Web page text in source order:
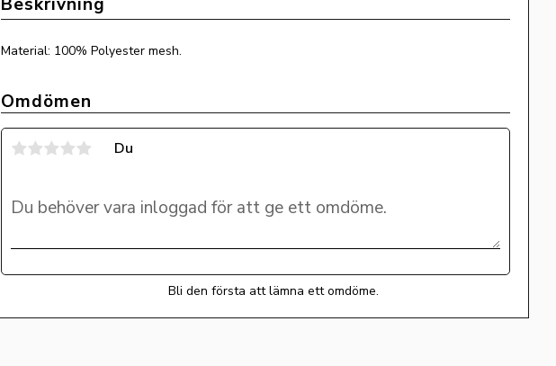
Material: 100% Polyester mesh.
Omdömen
Du
Bli den första att lämna ett omdöme.